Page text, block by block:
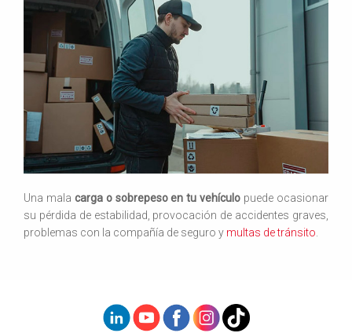
Una mala carga o sobrepeso en tu vehículo puede ocasionar
su pérdida de estabilidad, provocación de accidentes graves,
problemas con la compañía de seguro y multas de tránsito